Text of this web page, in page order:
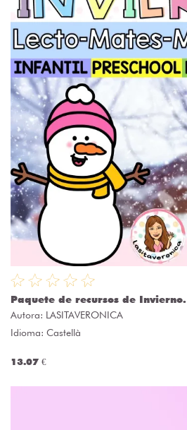
Paquete de recursos de Invierno.
Autora: LASITAVERONICA
Idioma: Castellà
13.07 €